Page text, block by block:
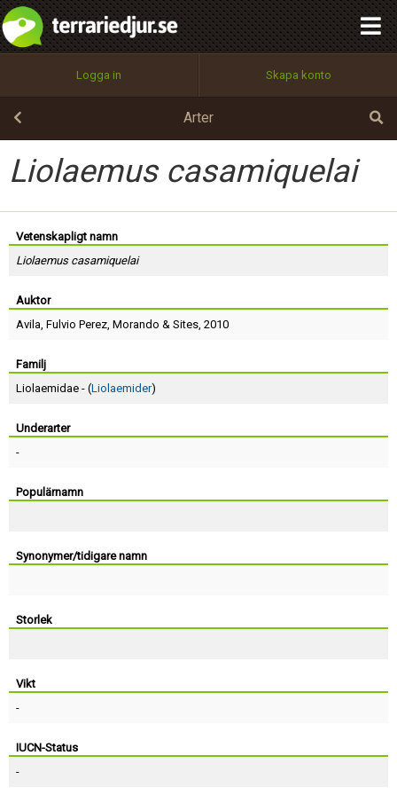
Logga in Skapa konto
Arter
Liolaemus casamiquelai
Vetenskapligt namn
Liolaemus casamiquelai
Auktor
Avila, Fulvio Perez, Morando & Sites, 2010
Familj
Liolaemidae - (Liolaemider)
Underarter
-
Populärnamn
Synonymer/tidigare namn
Storlek
Vikt
-
IUCN-Status
-
Utför
100%
OK
integritetspolicy
Namn:
Epost:
Lösenord:
Terms of Service
Begär nytt lösenord
Tillbaka till förstasidan